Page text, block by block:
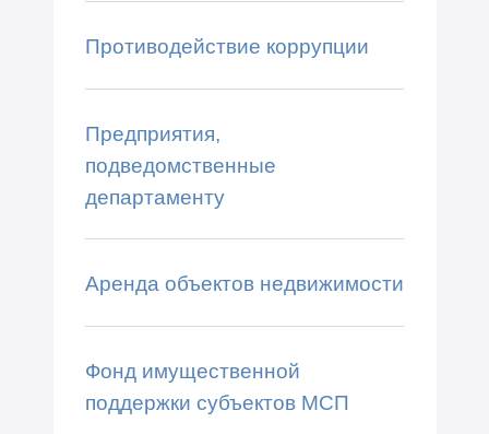
Противодействие коррупции
Предприятия,
подведомственные
департаменту
Аренда объектов недвижимости
Фонд имущественной
поддержки субъектов МСП